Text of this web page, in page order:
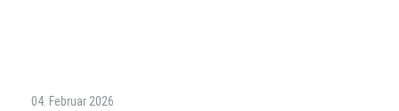
04. Februar 2026